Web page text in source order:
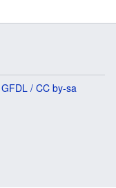
GFDL / CC by-sa